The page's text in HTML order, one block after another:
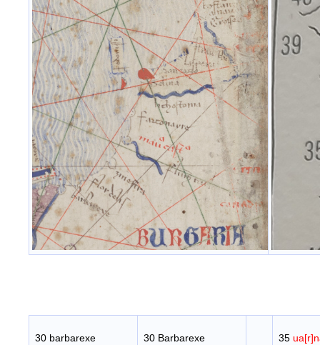
30 barbarexe
30 Barbarexe
35